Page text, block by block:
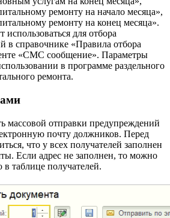
ремонту на начало месяца»,
ремонту на конец месяца».
для отбора
в справочнике «Правила отбора
«СМС сообщение». Параметры
в программе раздельного
ремонта.
массовой отправки предупреждений
почту должников. Перед
что у всех получателей заполнен
Если адрес не заполнен, то можно
таблице получателей.